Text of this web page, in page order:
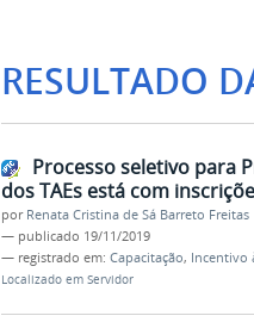
RESULTADO
Processo seletivo para
dos TAEs está com
por Renata Cristina de Sá Barreto Freitas
— publicado 19/11/2019
— registrado em: Capacitação, Incentivo
Localizado em Servidor